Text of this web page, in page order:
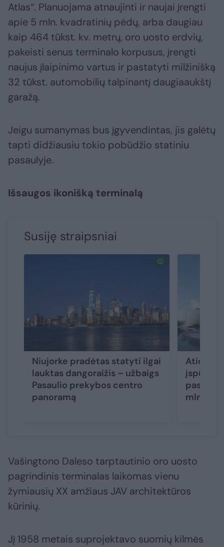
Atlas“. Planuojama atnaujinti ir naujai įrengti
apie 5 mln. kvadratinių pėdų, arba daugiau
kaip 464 tūkst. kv. metrų, oro uosto erdvių,
pakeisti senus terminalo korpusus, įrengti
naujus įlaipinimo vartus ir pastatyti milžinišką
32 tūkst. automobilių talpinantį daugiaaukštį
garažą.
Jeigu sumanymas bus įgyvendintas, jis galėtų
tapti didžiausiu tokio pobūdžio statiniu
pasaulyje.
Išsaugos ikonišką terminalą
Susiję straipsniai
Niujorke pradėtas statyti ilgai
lauktas dangoraižis – užbaigs
Pasaulio prekybos centro
panoramą
mlrd.
Vašingtono Daleso tarptautinio oro uosto
pagrindinis terminalas laikomas vienu
žymiausių XX amžiaus JAV architektūros
kūrinių.
Jį 1958 metais suprojektavo suomių kilmės